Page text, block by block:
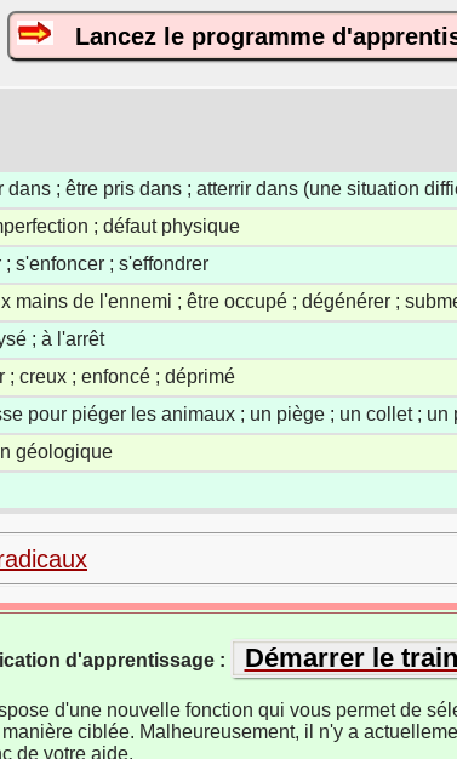
Lancez le programme
dans ; être pris dans ; atterrir dans (une situation
; défaut physique
; s'enfoncer ; s'effondrer
mains de l'ennemi ; être occupé ; dégénérer ;
; à l'arrêt
; creux ; enfoncé ; déprimé
pour piéger les animaux ; un piège ; un collet ; un
géologique
d'apprentissage : Démarrer le
d'une nouvelle fonction qui vous permet de
ciblée. Malheureusement, il n'y a
de votre aide.